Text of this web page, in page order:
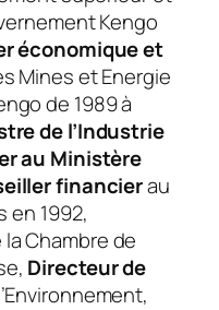
Kengo
économique et
Mines et Energie
de 1989 à
de l’Industrie
au Ministère
financierau
en 1992,
la Chambre de
Directeur de